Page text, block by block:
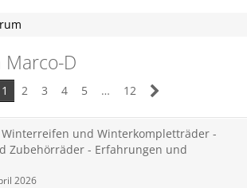
Marco-D
1 2 3 4 5 … 12
Winterreifen und Winterkompletträder -
Zubehörräder - Erfahrungen und
2026